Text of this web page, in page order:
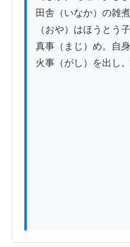
田舎（いなか）の雑
（おや）はほうとう
真事（まじ）め。自
火事（がし）を出し